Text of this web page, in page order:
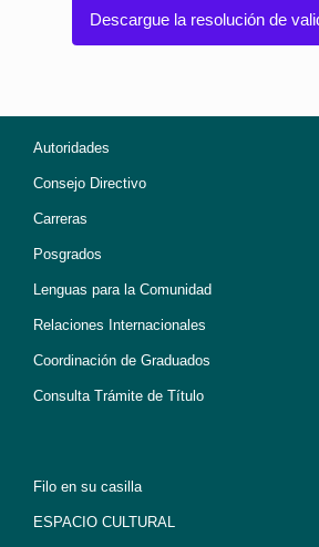
Descargue la resolución de
Autoridades
Consejo Directivo
Carreras
Posgrados
Lenguas para la Comunidad
Relaciones Internacionales
Coordinación de Graduados
Consulta Trámite de Título
Filo en su casilla
ESPACIO CULTURAL